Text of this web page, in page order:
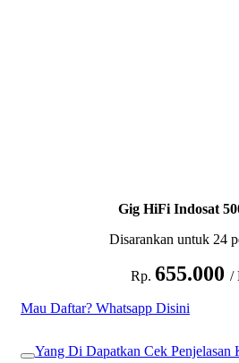
Gig HiFi Indosat
Disarankan untuk 24
Rp. 655.000 /
Mau Daftar? Whatsapp Disini
Yang Di Dapatkan Cek